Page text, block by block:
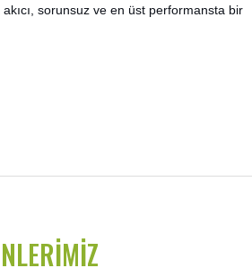
sorunsuz ve en üst performansta bir